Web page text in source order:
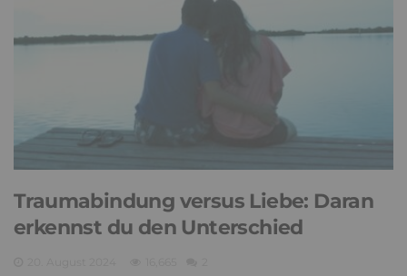
Traumabindung versus Liebe: Daran
erkennst du den Unterschied